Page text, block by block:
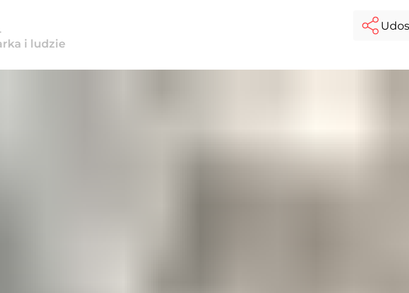
i ludzie